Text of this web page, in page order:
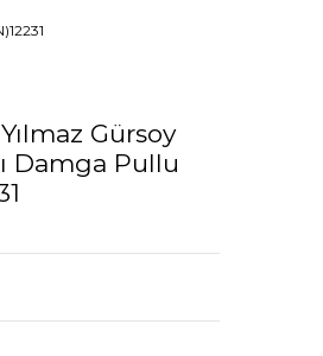
Gürsoy
Damga Pullu